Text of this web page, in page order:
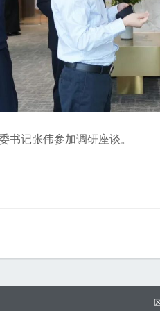
记张伟参加调研座谈。